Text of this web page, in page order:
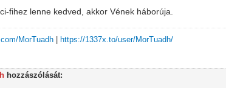
fihez lenne kedved, akkor Vének háborúja.
MorTuadh https://1337x.to/user/MorTuadh/
hozzászólását: